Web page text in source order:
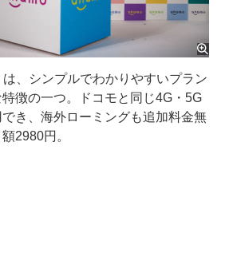
、シンプルでわかりやすいプラン
徴の一つ。ドコモと同じ4G・5G
き、海外ローミングも追加料金無
2980円。